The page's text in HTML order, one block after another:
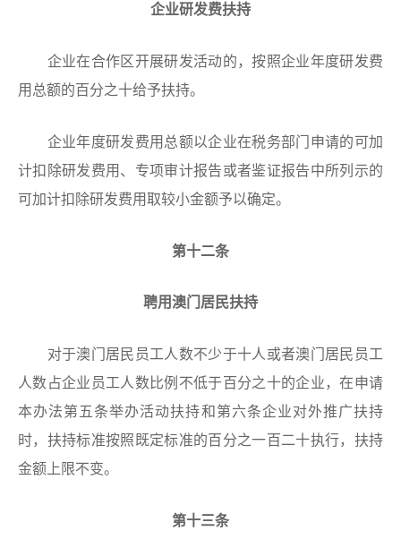
企业研发费扶持
企业在合作区开展研发活动的，按照企业年度研发费
用总额的百分之十给予扶持。
企业年度研发费用总额以企业在税务部门申请的可加
计扣除研发费用、专项审计报告或者鉴证报告中所列示的
可加计扣除研发费用取较小金额予以确定。
第十二条
聘用澳门居民扶持
对于澳门居民员工人数不少于十人或者澳门居民员工
人数占企业员工人数比例不低于百分之十的企业，在申请
本办法第五条举办活动扶持和第六条企业对外推广扶持
时，扶持标准按照既定标准的百分之一百二十执行，扶持
金额上限不变。
第十三条